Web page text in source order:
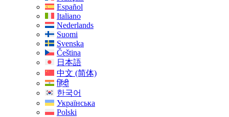
Español
Italiano
Nederlands
Suomi
Svenska
Čeština
日本語
中文 (简体)
हिंदी
한국어
Українська
Polski